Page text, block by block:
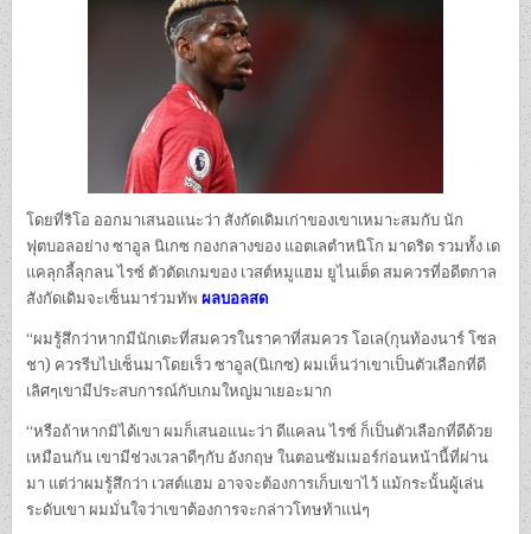
โดยที่ริโอ ออกมาเสนอแนะว่า สังกัดเดิมเก่าของเขาเหมาะสมกับ นัก
ฟุตบอลอย่าง ซาอูล นิเกซ กองกลางของ แอตเลตำหนิโก มาดริด รวมทั้ง เด
แคลุกลี้ลุกลน ไรซ์ ตัวตัดเกมของ เวสต์หมูแฮม ยูไนเต็ด สมควรที่อดีตกาล
สังกัดเดิมจะเซ็นมาร่วมทัพผลบอลสด
“ผมรู้สึกว่าหากมีนักเตะที่สมควรในราคาที่สมควร โอเล(กุนท้องนาร์ โซล
ชา) ควรรีบไปเซ็นมาโดยเร็ว ซาอูล(นิเกซ) ผมเห็นว่าเขาเป็นตัวเลือกที่ดี
เลิศๆเขามีประสบการณ์กับเกมใหญ่มาเยอะมาก
“หรือถ้าหากมิได้เขา ผมก็เสนอแนะว่า ดีแคลน ไรซ์ ก็เป็นตัวเลือกที่ดีด้วย
เหมือนกัน เขามีช่วงเวลาดีๆกับ อังกฤษ ในตอนซัมเมอร์ก่อนหน้านี้ที่ผ่าน
มา แต่ว่าผมรู้สึกว่า เวสต์แฮม อาจจะต้องการเก็บเขาไว้ แม้กระนั้นผู้เล่น
ระดับเขา ผมมั่นใจว่าเขาต้องการจะกล่าวโทษท้าแน่ๆ